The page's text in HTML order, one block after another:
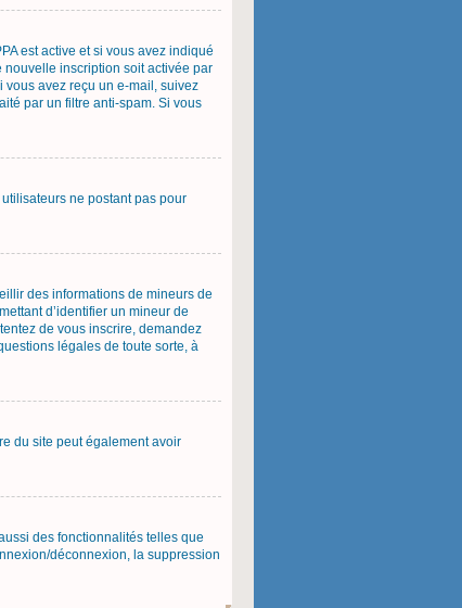
est active et si vous avez indiqué
nouvelle inscription soit activée par
vous avez reçu un e-mail, suivez
par un filtre anti-spam. Si vous
ne postant pas pour
des informations de mineurs de
d’identifier un mineur de
de vous inscrire, demandez
légales de toute sorte, à
du site peut également avoir
des fonctionnalités telles que
déconnexion, la suppression